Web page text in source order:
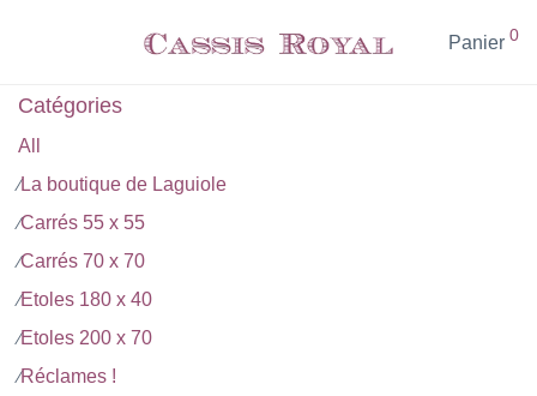
Panier 0
Catégories
All
⁄La boutique de Laguiole
⁄Carrés 55 x 55
⁄Carrés 70 x 70
⁄Etoles 180 x 40
⁄Etoles 200 x 70
⁄Réclames !